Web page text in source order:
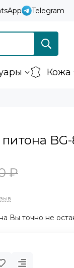
Telegram
Кожа
₽
Вы точно не